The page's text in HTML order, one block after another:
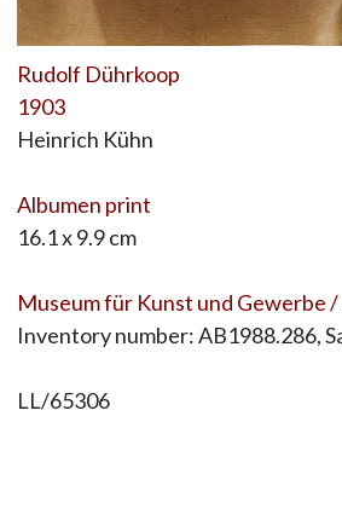
Rudolf Dührkoop
1903
Heinrich Kühn
Albumen print
16.1 x 9.9 cm
Museum für Kunst und Gewerbe
Inventory number: AB1988.286,
LL/65306